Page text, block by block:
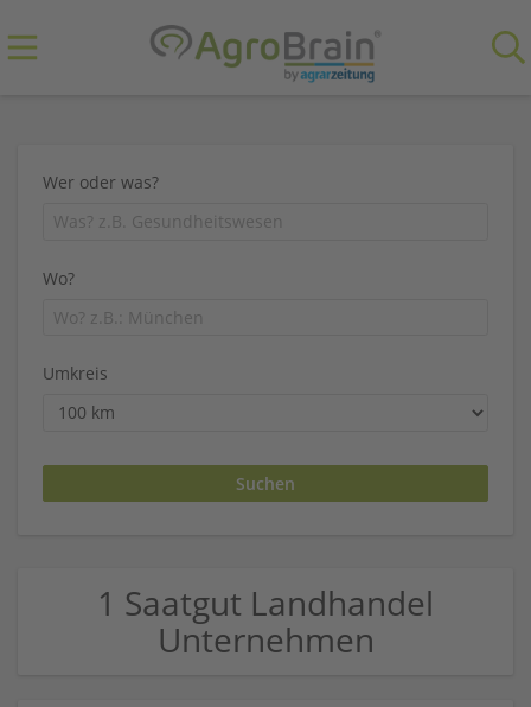
Wer oder was?
Wo?
Umkreis
1 Saatgut Landhandel
Unternehmen